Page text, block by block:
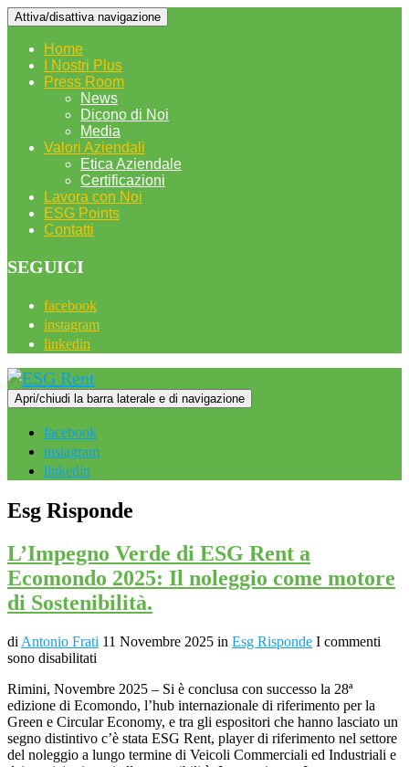
Attiva/disattiva navigazione
Home
I Nostri Plus
Press Room
News
Dicono di Noi
Media
Valori Aziendali
Etica Aziendale
Certificazioni
Lavora con Noi
ESG Points
Contatti
SEGUICI
facebook
instagram
linkedin
Apri/chiudi la barra laterale e di navigazione
facebook
instagram
linkedin
Esg Risponde
L’Impegno Verde di ESG Rent a
Ecomondo 2025: Il noleggio come motore
di Sostenibilità.
di Antonio Frati 11 Novembre 2025 in Esg Risponde I commenti
sono disabilitati
Rimini, Novembre 2025 – Si è conclusa con successo la 28ª
edizione di Ecomondo, l’hub internazionale di riferimento per la
Green e Circular Economy, e tra gli espositori che hanno lasciato un
segno distintivo c’è stata ESG Rent, player di riferimento nel settore
del noleggio a lungo termine di Veicoli Commerciali ed Industriali e